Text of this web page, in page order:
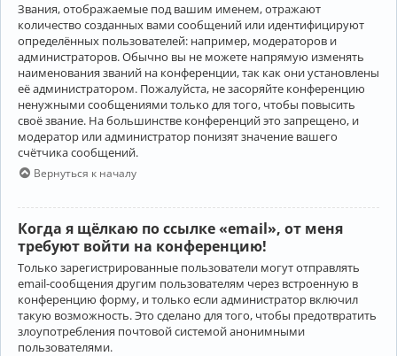
Звания, отображаемые под вашим именем, отражают
количество созданных вами сообщений или идентифицируют
определённых пользователей: например, модераторов и
администраторов. Обычно вы не можете напрямую изменять
наименования званий на конференции, так как они установлены
её администратором. Пожалуйста, не засоряйте конференцию
ненужными сообщениями только для того, чтобы повысить
своё звание. На большинстве конференций это запрещено, и
модератор или администратор понизят значение вашего
счётчика сообщений.
Вернуться к началу
Когда я щёлкаю по ссылке «email», от меня
требуют войти на конференцию!
Только зарегистрированные пользователи могут отправлять
email-сообщения другим пользователям через встроенную в
конференцию форму, и только если администратор включил
такую возможность. Это сделано для того, чтобы предотвратить
злоупотребления почтовой системой анонимными
пользователями.